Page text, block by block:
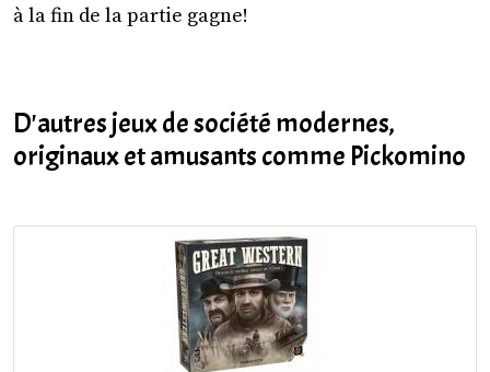
à la fin de la partie gagne!
D'autres jeux de société modernes,
originaux et amusants comme Pickomino